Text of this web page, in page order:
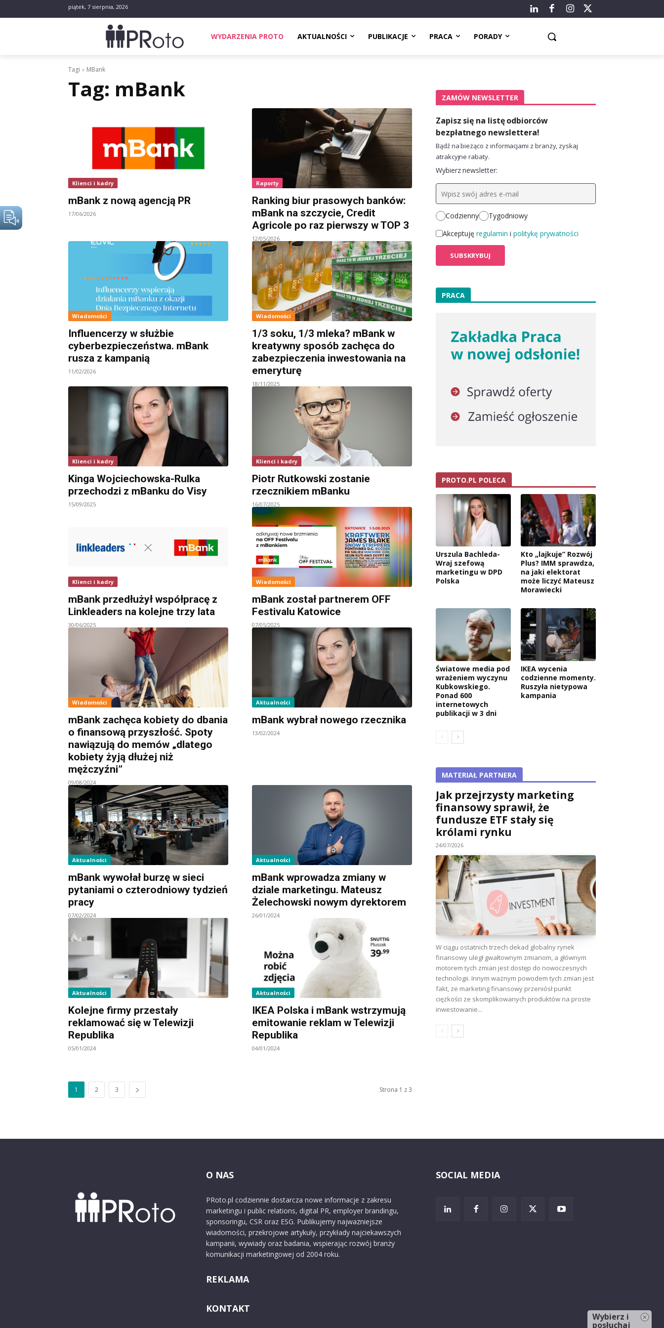
piątek, 7 sierpnia, 2026
WYDARZENIA PROTO AKTUALNOŚCI PUBLIKACJE PRACA PORADY
Tagi MBank
Tag: mBank
Klienci i kadry
mBank z nową agencją PR
17/06/2026
Raporty
Ranking biur prasowych banków:
mBank na szczycie, Credit
Agricole po raz pierwszy w TOP 3
12/05/2026
Wiadomości
Influencerzy w służbie
cyberbezpieczeństwa. mBank
rusza z kampanią
11/02/2026
Wiadomości
1/3 soku, 1/3 mleka? mBank w
kreatywny sposób zachęca do
zabezpieczenia inwestowania na
emeryturę
18/11/2025
Klienci i kadry
Kinga Wojciechowska-Rulka
przechodzi z mBanku do Visy
15/09/2025
Klienci i kadry
Piotr Rutkowski zostanie
rzecznikiem mBanku
16/07/2025
Klienci i kadry
mBank przedłużył współpracę z
Linkleaders na kolejne trzy lata
30/06/2025
Wiadomości
mBank został partnerem OFF
Festivalu Katowice
07/05/2025
Wiadomości
mBank zachęca kobiety do dbania
o finansową przyszłość. Spoty
nawiązują do memów „dlatego
kobiety żyją dłużej niż
mężczyźni”
09/08/2024
Aktualności
mBank wybrał nowego rzecznika
13/02/2024
Aktualności
mBank wywołał burzę w sieci
pytaniami o czterodniowy tydzień
pracy
07/02/2024
Aktualności
mBank wprowadza zmiany w
dziale marketingu. Mateusz
Żelechowski nowym dyrektorem
26/01/2024
Aktualności
Kolejne firmy przestały
reklamować się w Telewizji
Republika
05/01/2024
Aktualności
IKEA Polska i mBank wstrzymują
emitowanie reklam w Telewizji
Republika
04/01/2024
1 2 3 Strona 1 z 3
ZAMÓW NEWSLETTER
Zapisz się na listę odbiorców
bezpłatnego newslettera!
Bądź na bieżąco z informacjami z branży, zyskaj
atrakcyjne rabaty.
Wybierz newsletter:
Codzienny
Tygodniowy
Akceptuję regulamin i politykę prywatności
PRACA
PROTO.PL POLECA
Urszula Bachleda-
Wraj szefową
marketingu w DPD
Polska
Kto „lajkuje” Rozwój
Plus? IMM sprawdza,
na jaki elektorat
może liczyć Mateusz
Morawiecki
Światowe media pod
wrażeniem wyczynu
Kubkowskiego.
Ponad 600
internetowych
publikacji w 3 dni
IKEA wycenia
codzienne momenty.
Ruszyła nietypowa
kampania
MATERIAŁ PARTNERA
Jak przejrzysty marketing
finansowy sprawił, że
fundusze ETF stały się
królami rynku
24/07/2026
W ciągu ostatnich trzech dekad globalny rynek
finansowy uległ gwałtownym zmianom, a głównym
motorem tych zmian jest dostęp do nowoczesnych
technologii. Innym ważnym powodem tych zmian jest
fakt, że marketing finansowy przeniósł punkt
ciężkości ze skomplikowanych produktów na proste
inwestowanie...
O NAS
PRoto.pl codziennie dostarcza nowe informacje z zakresu
marketingu i public relations, digital PR, employer brandingu,
sponsoringu, CSR oraz ESG. Publikujemy najważniejsze
wiadomości, przekrojowe artykuły, przykłady najciekawszych
kampanii, wywiady oraz badania, wspierając rozwój branży
komunikacji marketingowej od 2004 roku.
REKLAMA
KONTAKT
SOCIAL MEDIA
Wybierz i
posłuchaj